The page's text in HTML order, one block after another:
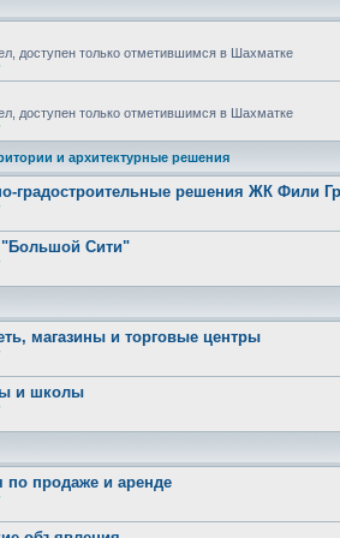
доступен только отметившимся в Шахматке
доступен только отметившимся в Шахматке
и архитектурные решения
градостроительные решения ЖК Фили
"Большой Сити"
магазины и торговые центры
и школы
по продаже и аренде